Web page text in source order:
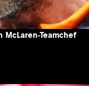
McLaren-Teamchef